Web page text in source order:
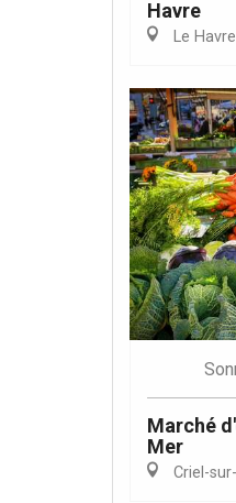
Paris 1h30
Havre
Le Havre
Marché
Mer
Criel-